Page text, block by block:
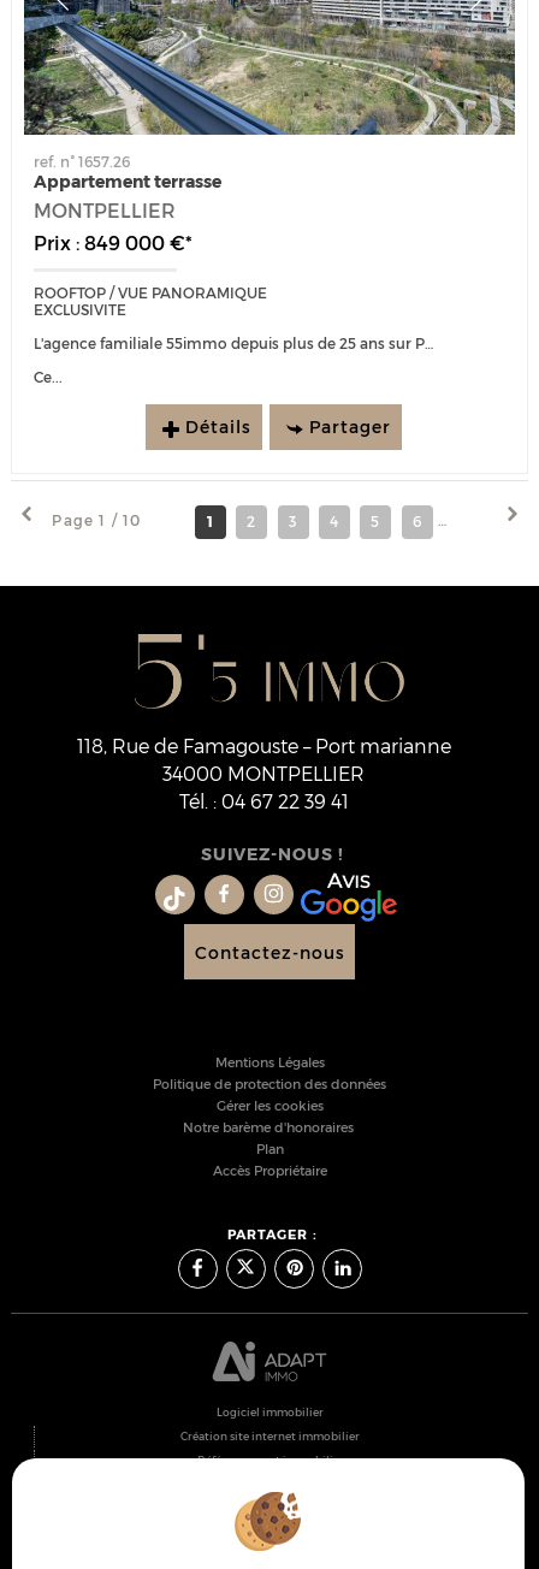
ref. n° 1657.26
Appartement terrasse
MONTPELLIER
Prix : 849 000 €*
ROOFTOP / VUE PANORAMIQUE
EXCLUSIVITE
L'agence familiale 55immo depuis plus de 25 ans sur Port Marianne est heureuse de vous présenter :
Ce...
Détails Partager
Page 1 / 10 1 2 3 4 5 6
118, Rue de Famagouste – Port marianne
34000 MONTPELLIER
Tél. : 04 67 22 39 41
SUIVEZ-NOUS !
Contactez-nous
Mentions Légales
Politique de protection des données
Gérer les cookies
Notre barème d'honoraires
Plan
Accès Propriétaire
PARTAGER :
Logiciel immobilier
Création site internet immobilier
Référencement immobilier